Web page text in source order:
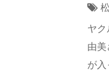
ヤ
由
が入